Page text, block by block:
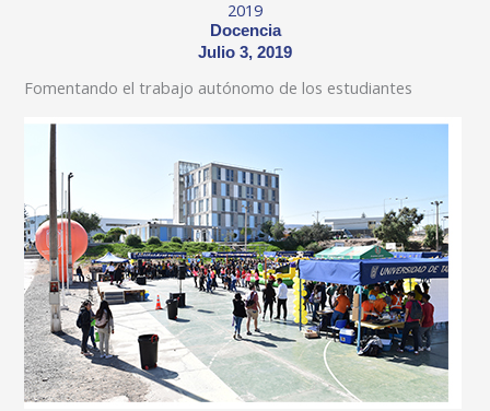
2019
Docencia
Julio 3, 2019
Fomentando el trabajo autónomo de los estudiantes